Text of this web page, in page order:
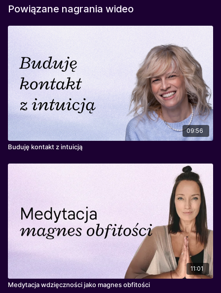
cieniem.
Pomaga w:integracji emocji, odzyskaniu wewnętrznej
spójności, budowaniu miłości do siebie bez warunków.
Powiązane nagrania wideo
09:56
Buduję kontakt z intuicją
11:01
Medytacja wdzięczności jako magnes obfitości